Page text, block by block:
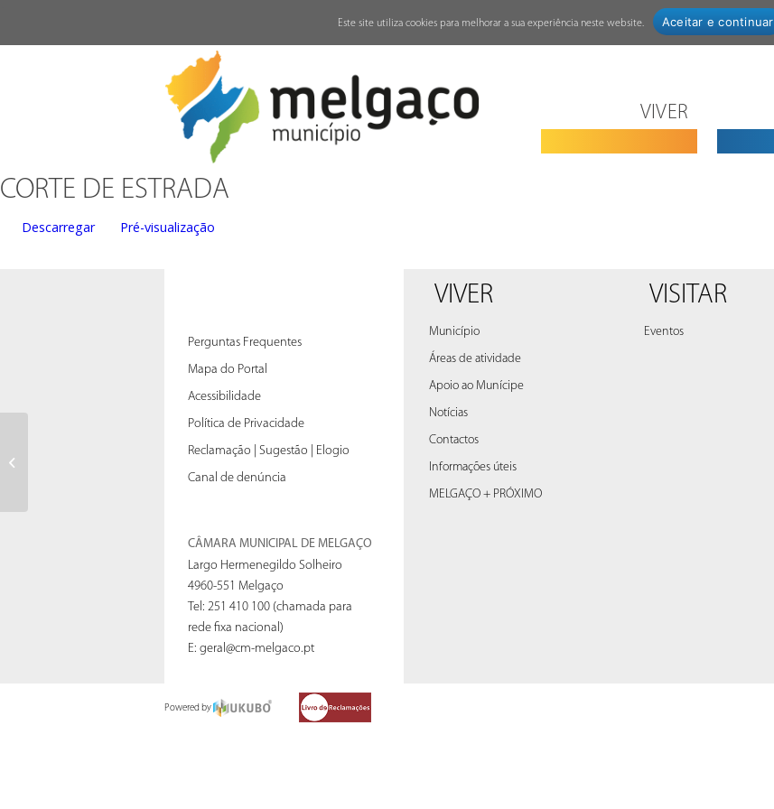
VIVER
CORTE DE ESTRADA
Descarregar Pré-visualização
Perguntas Frequentes
Mapa do Portal
Acessibilidade
Política de Privacidade
Reclamação | Sugestão | Elogio
Canal de denúncia
CÂMARA MUNICIPAL DE MELGAÇO
Largo Hermenegildo Solheiro
4960-551 Melgaço
Tel: 251 410 100 (chamada para
rede fixa nacional)
E:geral@cm-melgaco.pt
VIVER
Município
Áreas de atividade
Apoio ao Munícipe
Notícias
Contactos
Informações úteis
MELGAÇO + PRÓXIMO
VISITAR
Eventos
Powered by
Constituicao_Bolsas_agentes
Este site utiliza cookies para melhorar a sua experiência neste website. Aceitar e continuar